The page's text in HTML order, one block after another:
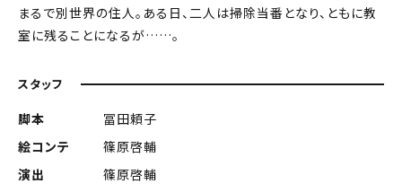
まるで別世界の住人。ある日、二人は掃除当番となり、ともに教
室に残ることになるが……。
スタッフ
脚本
冨田頼子
絵コンテ
篠原啓輔
演出
篠原啓輔